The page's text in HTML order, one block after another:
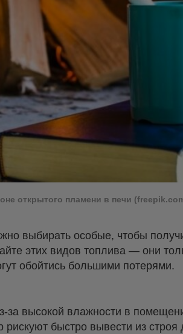
открытого пламени в печи
выбирать особые, чтобы
этих видов топлива — они
обойтись большими потерями.
за высокой влажности в
рискуют быстро вывести из